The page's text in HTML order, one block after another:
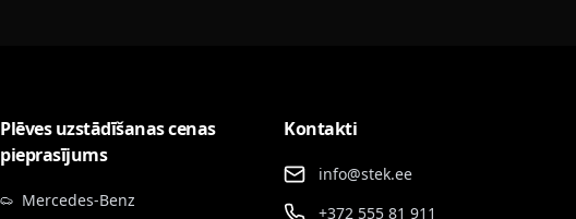
Plēves uzstādīšanas cenas
pieprasījums
Mercedes-Benz
Kontakti
info@stek.ee
+372 555 81 911